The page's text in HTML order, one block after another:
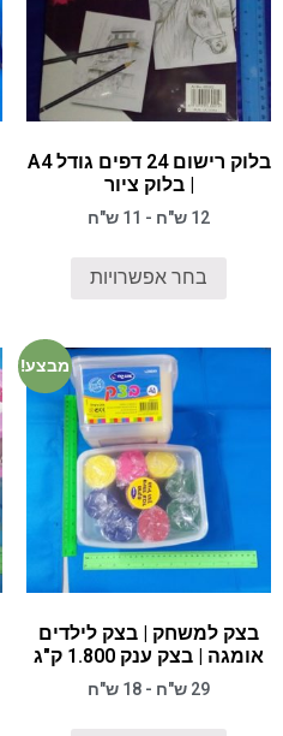
בלוק רישום 24 דפים גודל A4
| בלוק ציור
12 ש"ח - 11 ש"ח
בחר אפשרויות
מבצע!
בצק למשחק | בצק לילדים
אומגה | בצק ענק 1.800 ק"ג
29 ש"ח - 18 ש"ח